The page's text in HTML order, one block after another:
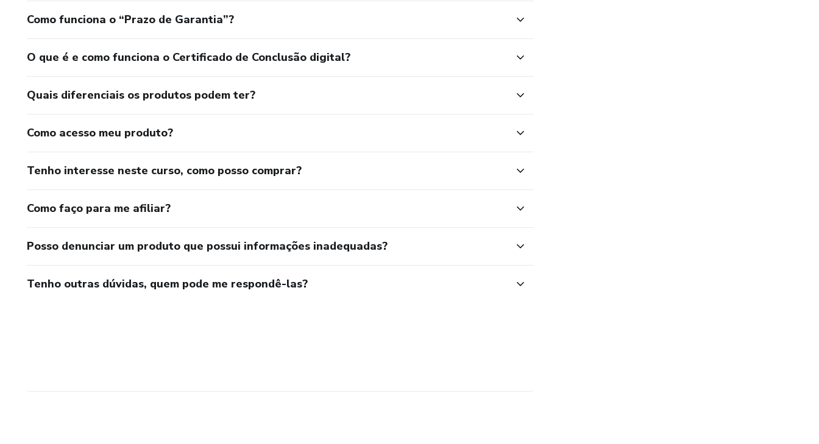
Como funciona o “Prazo de Garantia”?
O que é e como funciona o Certificado de Conclusão digital?
Quais diferenciais os produtos podem ter?
Como acesso meu produto?
Tenho interesse neste curso, como posso comprar?
Como faço para me afiliar?
Posso denunciar um produto que possui informações inadequadas?
Tenho outras dúvidas, quem pode me respondê-las?